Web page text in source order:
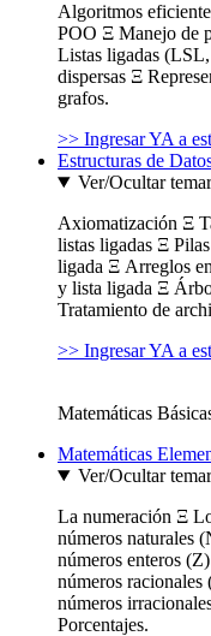
Algoritmos
POO Ξ Manejo de
Listas ligadas
dispersas Ξ
grafos.
>> Ingresar YA a
Estructuras de
Ver/Ocultar
Axiomatización Ξ
listas ligadas Ξ
ligada Ξ Arreglos
y lista ligada Ξ
Tratamiento de
>> Ingresar YA a
Matemáticas
Matemáticas
Ver/Ocultar
La numeración Ξ
números naturales
números enteros
números
números
Porcentajes.